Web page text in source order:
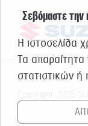
Σεβόμαστε την
Η ιστοσελίδα
Τα
στατιστικών